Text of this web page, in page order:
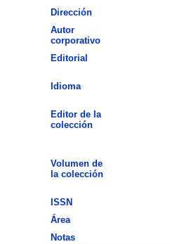
Dirección
Autor
corporativo
Editorial
Idioma
Editor de la
colección
Volumen de
la colección
ISSN
Área
Notas